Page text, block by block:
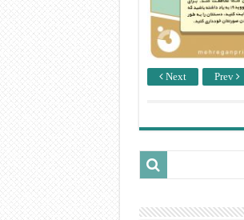
Next Prev